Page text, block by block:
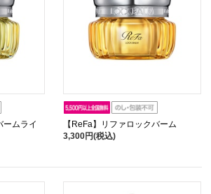
ームライ
【ReFa】リファロックバーム
3,300円(税込)